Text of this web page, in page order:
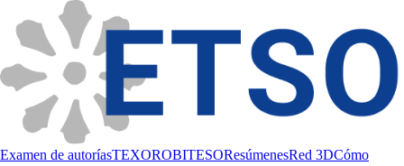
Examen de autoríasTEXOROBITESOResúmenesRed 3DCómo